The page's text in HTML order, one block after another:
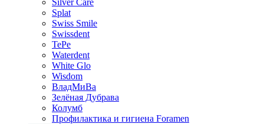
Splat
Swiss Smile
Swissdent
TePe
Waterdent
White Glo
Wisdom
ВладМиВа
Зелёная Дубрава
Колумб
Профилактика и гигиена Foramen